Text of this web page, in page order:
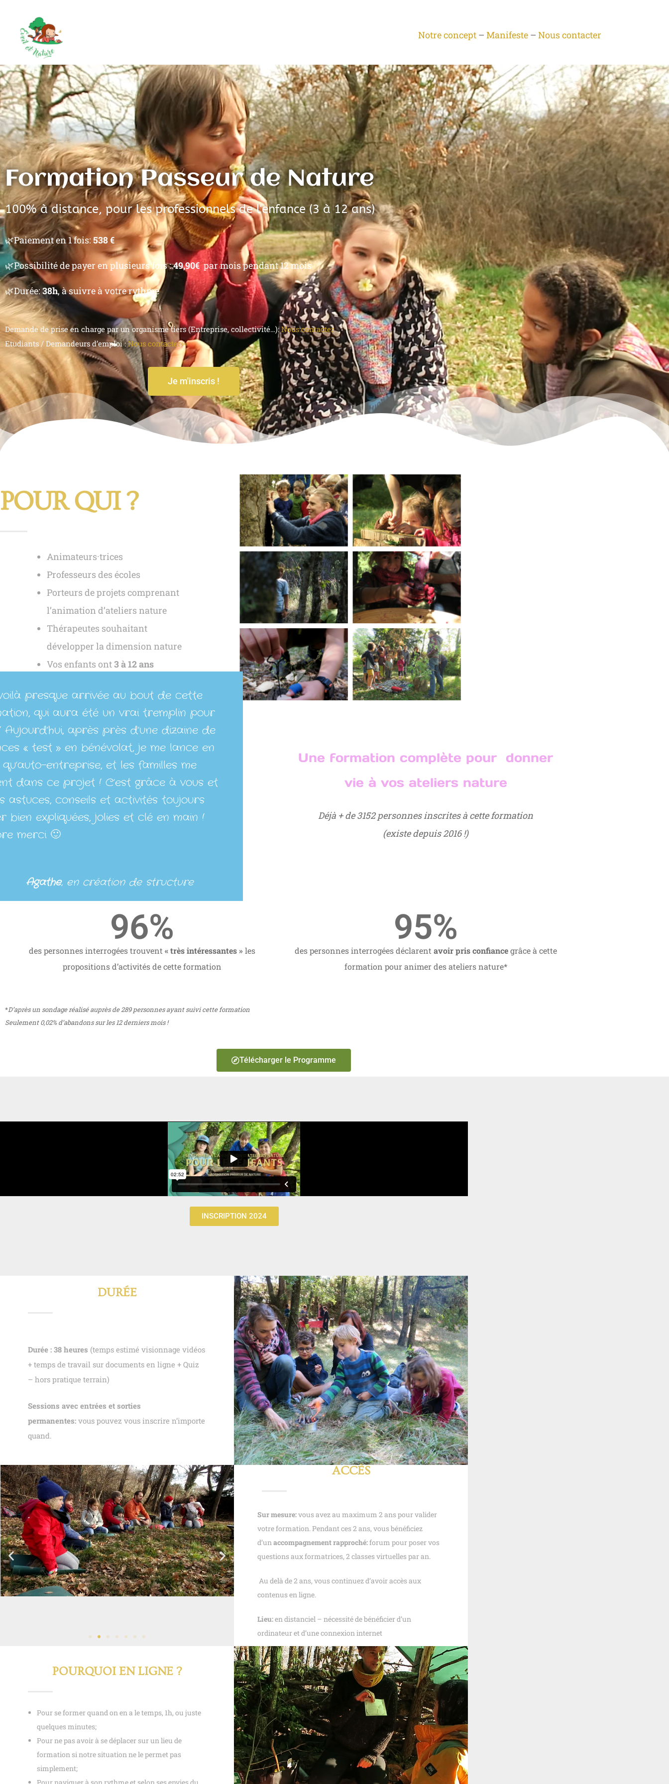
Notre concept– Manifeste– Nous contacter
Formation Passeur de Nature
100% à distance, pour les professionnels de l'enfance (3 à 12 ans)
🌿Paiement en 1 fois: 538 €
🌿Possibilité de payer en plusieurs fois :49,90€par mois pendant 12 mois
🌿Durée:38h, à suivre à votre rythme
Demande de prise en charge par un organisme tiers (Entreprise, collectivité…):Nous contacter
Etudiants / Demandeurs d’emploi :Nous contacter👀
Je m'inscris !
POUR QUI ?
Animateurs·trices
Professeurs des écoles
Porteurs de projets comprenant
l’animation d’ateliers nature
Thérapeutes souhaitant
développer la dimension nature
Vos enfants ont3 à 12 ans
presque arrivée au bout de cette
qui aura été un vrai tremplin pour
Aujourd’hui, après près d’une dizaine de
« test » en bénévolat, je me lance en
entreprise, et les familles me
dans ce projet ! C’est grâce à vous et
astuces, conseils et activités toujours
bien expliquées, jolies et clé en main !
merci 🙂
Agathe, en création de structure
Une formation complète pour donner
vie à vos ateliers nature
Déjà + de 3152 personnes inscrites à cette formation
(existe depuis 2016 !)
96%
des personnes interrogées trouvent« très intéressantes »les
propositions d’activités de cette formation
95%
des personnes interrogées déclarentavoir pris confiancegrâce à cette
formation pour animer des ateliers nature*
*D’après un sondage réalisé auprès de 289 personnes ayant suivi cette formation
Seulement 0,02% d’abandons sur les 12 derniers mois !
Télécharger le Programme
INSCRIPTION 2024
DURÉE
Durée : 38 heures (temps estimé visionnage vidéos
+ temps de travail sur documents en ligne + Quiz
– hors pratique terrain)
Sessions avec entrées et sorties
permanentes: vous pouvez vous inscrire n’importe
quand.
ACCÈS
Sur mesure:vous avez au maximum 2 ans pour valider
votre formation. Pendant ces 2 ans, vous bénéficiez
d’unaccompagnement rapproché:forum pour poser vos
questions aux formatrices, 2 classes virtuelles par an.
Au delà de 2 ans, vous continuez d’avoir accès aux
contenus en ligne.
Lieu:en distanciel – nécessité de bénéficier d’un
ordinateur et d’une connexion internet
POURQUOI EN LIGNE ?
Pour se former quand on en a le temps, 1h, ou juste
quelques minutes;
Pour ne pas avoir à se déplacer sur un lieu de
formation si notre situation ne le permet pas
simplement;